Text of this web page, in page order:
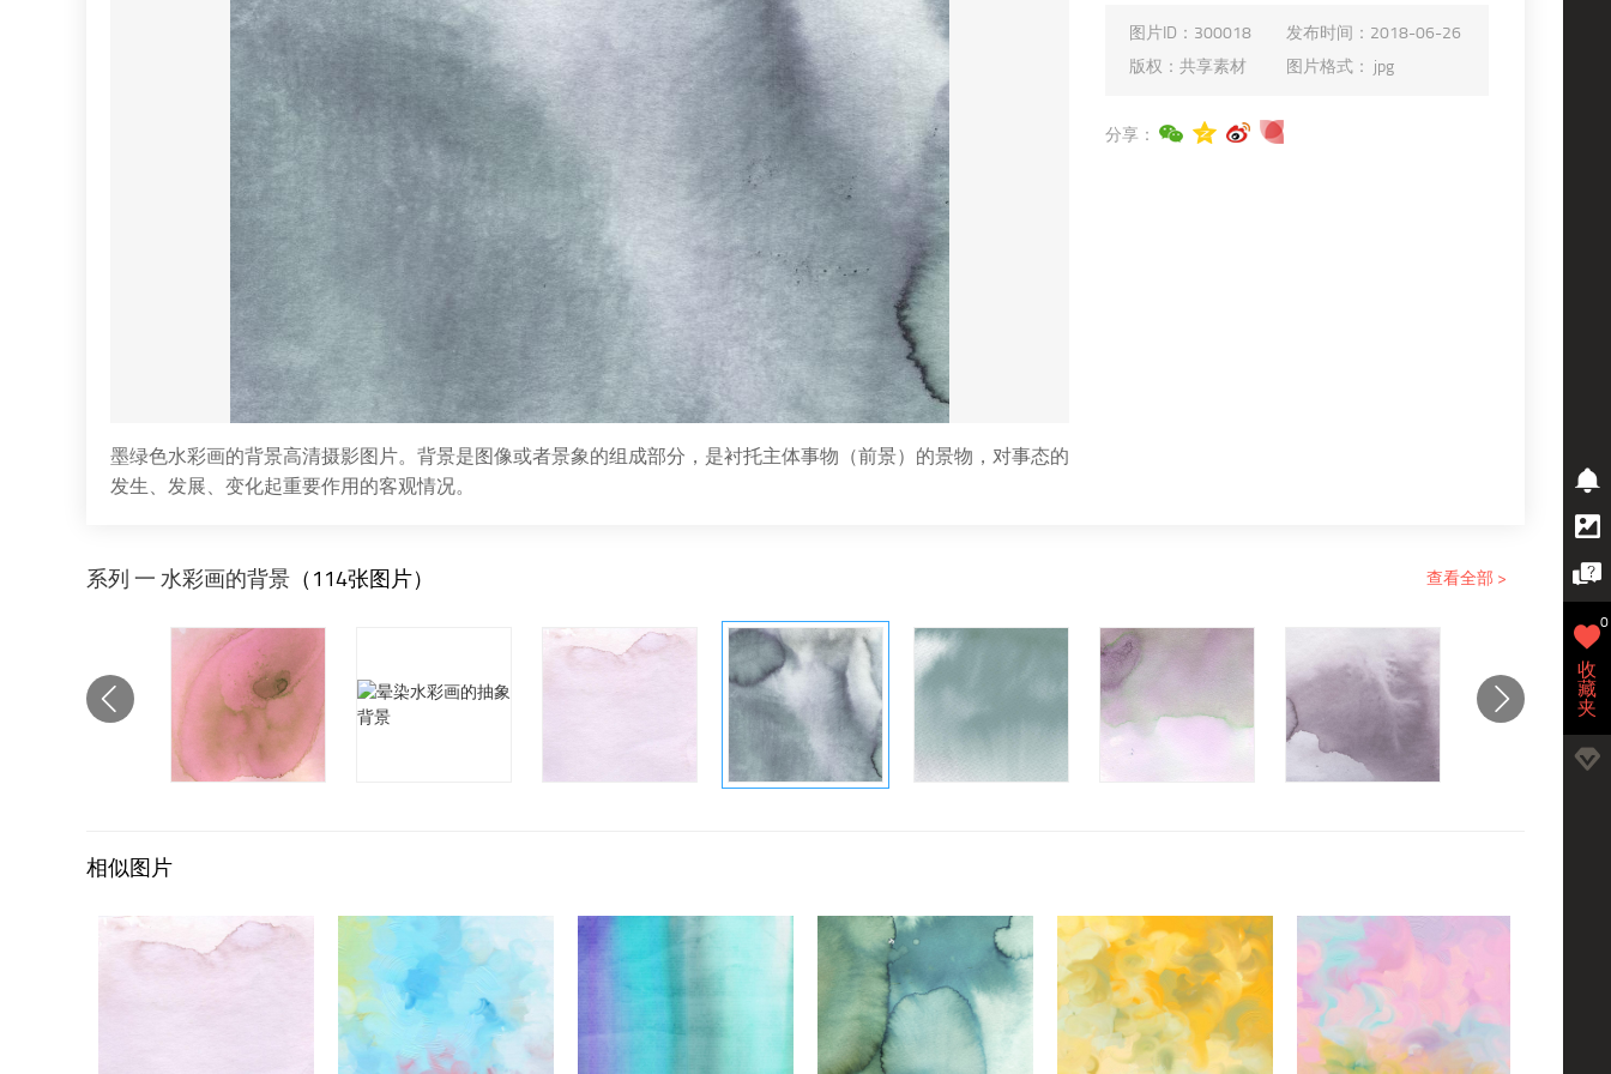
墨绿色水彩画的背景高清摄影图片。背景是图像或者景象的组成部分，是衬托主体事物（前景）的景物，对事态的
发生、发展、变化起重要作用的客观情况。
图片ID： 300018 发布时间： 2018-06-26
版权： 共享素材 图片格式： jpg
分享：
系列 一 水彩画的背景 （114张图片） 查看全部 >
相似图片
收
藏
夹
0